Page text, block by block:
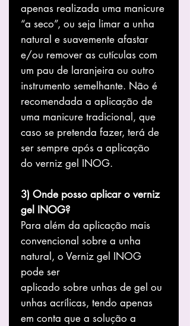
apenas realizada uma manicure
“a seco”, ou seja limar a unha
natural e suavemente afastar
e/ou remover as cutículas com
um pau de laranjeira ou outro
instrumento semelhante. Não é
recomendada a aplicação de
uma manicure tradicional, que
caso se pretenda fazer, terá de
ser sempre após a aplicação
do verniz gel INOG.
3) Onde posso aplicar o verniz
gel INOG?
Para além da aplicação mais
convencional sobre a unha
natural, o Verniz gel INOG
pode ser
aplicado sobre unhas de gel ou
unhas acrílicas, tendo apenas
em conta que a solução a